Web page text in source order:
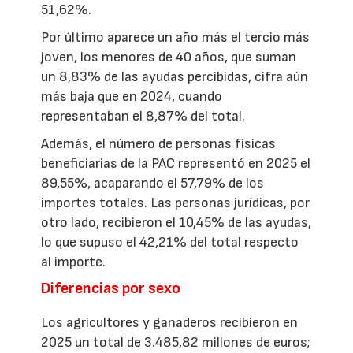
51,62%.
Por último aparece un año más el tercio más
joven, los menores de 40 años, que suman
un 8,83% de las ayudas percibidas, cifra aún
más baja que en 2024, cuando
representaban el 8,87% del total.
Además, el número de personas físicas
beneficiarias de la PAC representó en 2025 el
89,55%, acaparando el 57,79% de los
importes totales. Las personas jurídicas, por
otro lado, recibieron el 10,45% de las ayudas,
lo que supuso el 42,21% del total respecto
al importe.
Diferencias por sexo
Los agricultores y ganaderos recibieron en
2025 un total de 3.485,82 millones de euros;